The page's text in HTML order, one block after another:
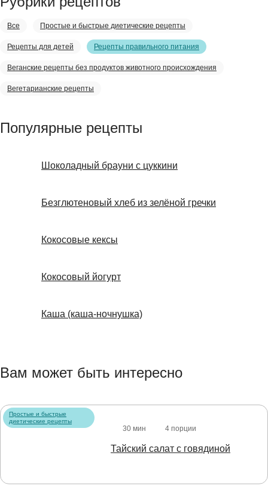
Все Простые и быстрые диетические рецепты
Рецепты для детей Рецепты правильного питания
Веганские рецепты без продуктов животного происхождения
Вегетарианские рецепты
Популярные рецепты
Шоколадный брауни с цуккини
Безглютеновый хлеб из зелёной гречки
Кокосовые кексы
Кокосовый йогурт
Каша (каша-ночнушка)
Вам может быть интересно
Простые и быстрые
диетические рецепты
30 мин 4 порции
Тайский салат с говядиной